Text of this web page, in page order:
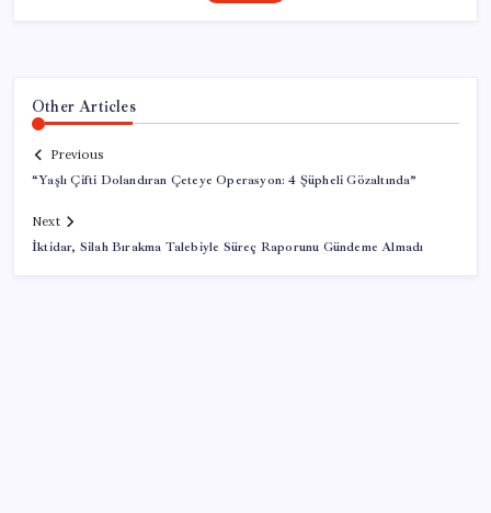
Other Articles
Previous
“Yaşlı Çifti Dolandıran Çeteye Operasyon: 4 Şüpheli Gözaltında”
Next
İktidar, Silah Bırakma Talebiyle Süreç Raporunu Gündeme Almadı